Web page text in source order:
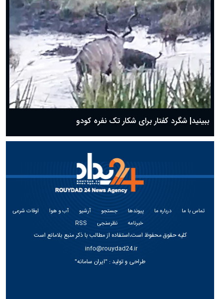
ببینید| شگرد کفتار برای شکار تک نفره کودو
تماس با ما درباره ما پیوندها جستجو آرشیو آب و هوا
اوقات شرعی
خبرنامه
نظرسنجی RSS
کلیه حقوق محفوظ است،استفاده از مطالب با ذکر منبع بلامانع است
info@rouydad24.ir
طراحی و تولید : "ایران سامانه"